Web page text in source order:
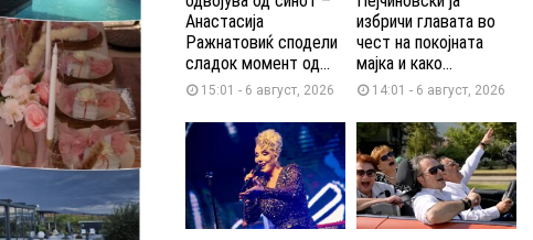
Анастасија
Ражнатовиќ сподели
сладок момент од...
15:01 - 6 август, 2026
избричи главата во
чест на покојната
мајка и како...
14:01 - 6 август, 2026